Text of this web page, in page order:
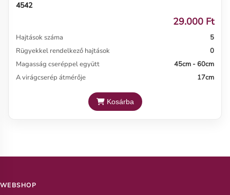
4542
29.000 Ft
Hajtások száma
5
Rügyekkel rendelkező hajtások
0
Magasság cseréppel együtt
45cm - 60cm
A virágcserép átmérője
17cm
Kosárba
WEBSHOP